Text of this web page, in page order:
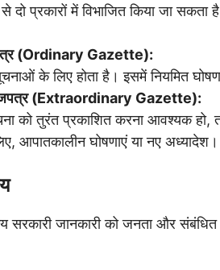
प्रकारों में विभाजित किया जा सकता
(Ordinary Gazette):
के लिए होता है। इसमें नियमित
(Extraordinary Gazette):
को तुरंत प्रकाशित करना आवश्यक हो,
आपातकालीन घोषणाएं या नए अध्यादेश।
सरकारी जानकारी को जनता और